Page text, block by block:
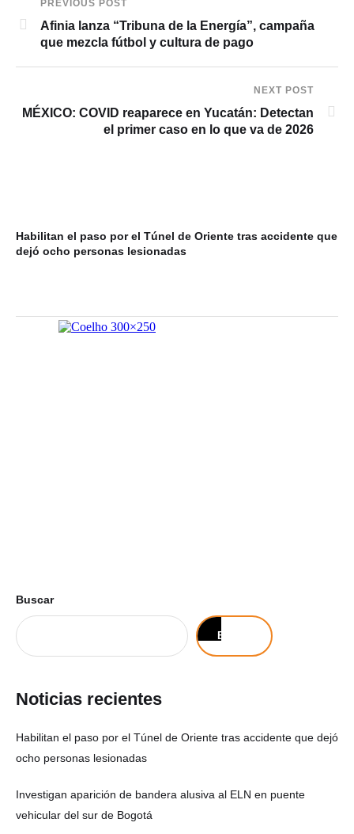
PREVIOUS POST
Afinia lanza “Tribuna de la Energía”, campaña
que mezcla fútbol y cultura de pago
NEXT POST
MÉXICO: COVID reaparece en Yucatán: Detectan
el primer caso en lo que va de 2026
Habilitan el paso por el Túnel de Oriente tras accidente que
dejó ocho personas lesionadas
Buscar
Buscar
Noticias recientes
Habilitan el paso por el Túnel de Oriente tras accidente que dejó
ocho personas lesionadas
Investigan aparición de bandera alusiva al ELN en puente
vehicular del sur de Bogotá